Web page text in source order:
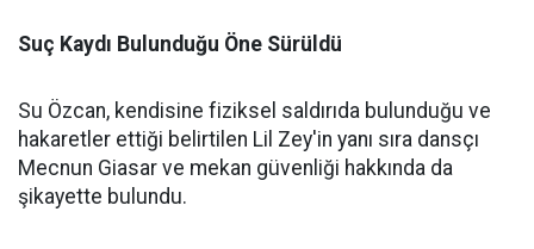
Suç Kaydı Bulunduğu Öne Sürüldü
Su Özcan, kendisine fiziksel saldırıda bulunduğu ve
hakaretler ettiği belirtilen Lil Zey'in yanı sıra dansçı
Mecnun Giasar ve mekan güvenliği hakkında da
şikayette bulundu.